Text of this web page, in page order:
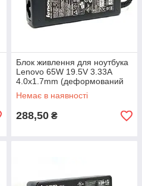
Блок живлення для ноутбука
Lenovo 65W 19.5V 3.33A
4.0x1.7mm (деформований
корпус)
Немає в наявності
288,50 ₴